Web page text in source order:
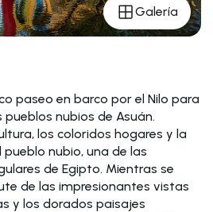
Galería
paseo en barco por el Nilo para
nubios de Asuán.
los coloridos hogares y la
nubio, una de las
de Egipto. Mientras se
de las impresionantes vistas
y los dorados paisajes